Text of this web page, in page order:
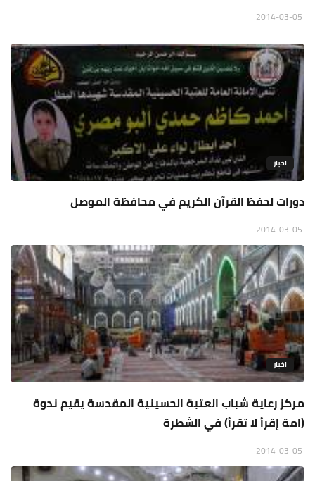
اخبار
دورات لحفظ القرآن الكريم في محافظة الموصل
اخبار
مركز رعاية شباب العتبة الحسينية المقدسة يقيم ندوة
(امة إقرأ لا تقرأ) في الشطرة